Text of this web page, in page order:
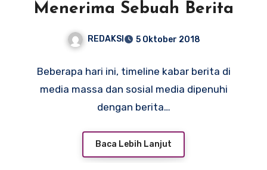
Menerima Sebuah Berita
REDAKSI 5 Oktober 2018
Beberapa hari ini, timeline kabar berita di
media massa dan sosial media dipenuhi
dengan berita…
Baca Lebih Lanjut